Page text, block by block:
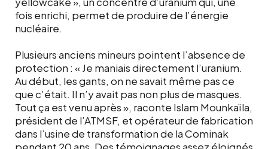
fois enrichi, permet de produire de l’énergie
nucléaire.
Plusieurs anciens mineurs pointent l’absence de
protection : « Je maniais directement l’uranium.
Au début, les gants, on ne savait même pas ce
que c’était. Il n’y avait pas non plus de masques.
Tout ça est venu après », raconte Islam Mounkaïla,
président de l’ATMSF, et opérateur de fabrication
dans l’usine de transformation de la Cominak
pendant 20 ans. Des témoignages assez éloignés